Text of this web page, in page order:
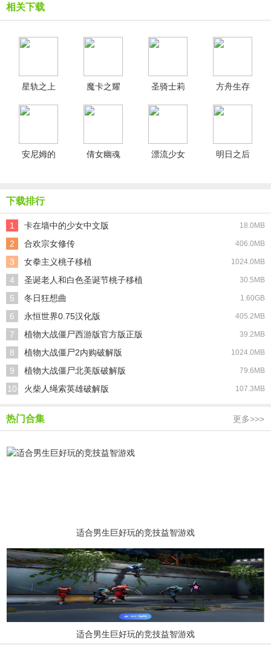
相关下载
星轨之上
魔卡之耀
圣骑士莉
方舟生存
安尼姆的
倩女幽魂
漂流少女
明日之后
下载排行
1 卡在墙中的少女中文版 18.0MB
2 合欢宗女修传 406.0MB
3 女拳主义桃子移植 1024.0MB
4 圣诞老人和白色圣诞节桃子移植 30.5MB
5 冬日狂想曲 1.60GB
6 永恒世界0.75汉化版 405.2MB
7 植物大战僵尸西游版官方版正版 39.2MB
8 植物大战僵尸2内购破解版 1024.0MB
9 植物大战僵尸北美版破解版 79.6MB
10 火柴人绳索英雄破解版 107.3MB
热门合集 更多>>>
适合男生巨好玩的竞技益智游戏
适合男生巨好玩的竞技益智游戏